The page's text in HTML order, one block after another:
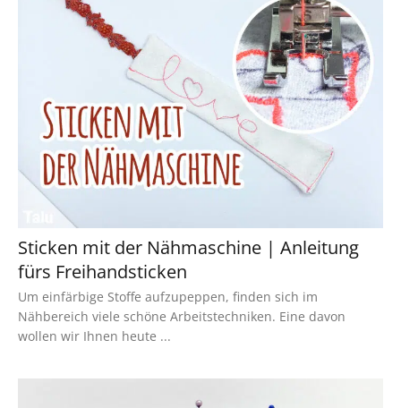
Sticken mit der Nähmaschine | Anleitung
fürs Freihandsticken
Um einfärbige Stoffe aufzupeppen, finden sich im
Nähbereich viele schöne Arbeitstechniken. Eine davon
wollen wir Ihnen heute ...